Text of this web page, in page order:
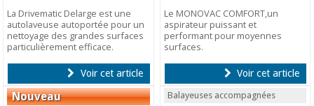
La Drivematic Delarge est une
autolaveuse autoportée pour un
nettoyage des grandes surfaces
particulièrement efficace.
Voir cet article
Le MONOVAC COMFORT,un
aspirateur puissant et
performant pour moyennes
surfaces.
Voir cet article
Balayeuses accompagnées